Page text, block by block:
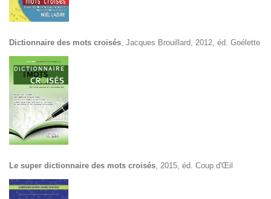
Dictionnaire des mots croisés , Jacques Brouillard, 2012, éd. Goélette
Le super dictionnaire des mots croisés, 2015, éd. Coup d'Œil